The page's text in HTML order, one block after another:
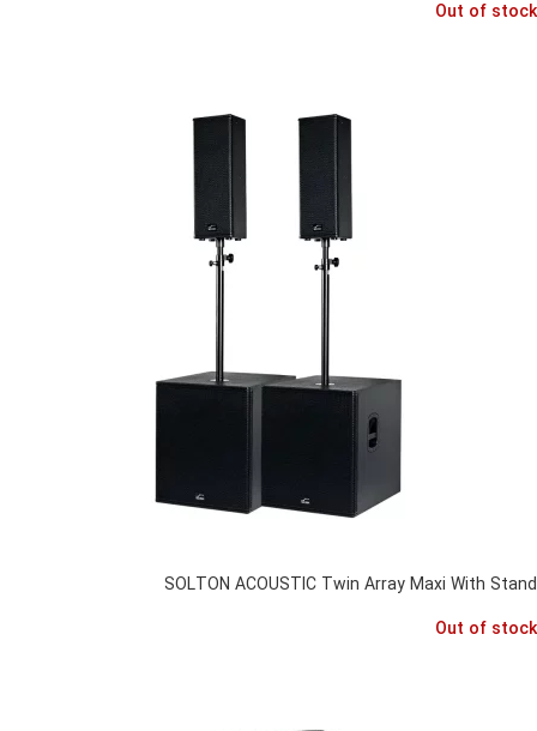
Out of stock
SOLTON ACOUSTIC Twin Array Maxi With Stand
Out of stock